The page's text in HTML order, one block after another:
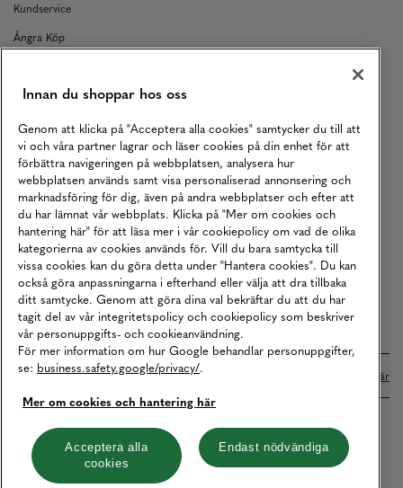
Kundservice
Ångra Köp
Returer
Köpvillkor
Karriär
Vårt Ansvar
Våra Tjänster
Press
Studentrabatt
B2B
Tillgänglighetsredogörelse
Betalningar online sköts i samarbete med Klarna. Läs mer här
Cookies Integritetspolicy
Hantera cookies
Innan du shoppar hos oss
Genom att klicka på "Acceptera alla cookies" samtycker du till att
vi och våra partner lagrar och läser cookies på din enhet för att
förbättra navigeringen på webbplatsen, analysera hur
webbplatsen används samt visa personaliserad annonsering och
marknadsföring för dig, även på andra webbplatser och efter att
du har lämnat vår webbplats. Klicka på "Mer om cookies och
hantering här" för att läsa mer i vår cookiepolicy om vad de olika
kategorierna av cookies används för. Vill du bara samtycka till
vissa cookies kan du göra detta under "Hantera cookies". Du kan
också göra anpassningarna i efterhand eller välja att dra tillbaka
ditt samtycke. Genom att göra dina val bekräftar du att du har
tagit del av vår integritetspolicy och cookiepolicy som beskriver
vår personuppgifts- och cookieanvändning.
För mer information om hur Google behandlar personuppgifter,
se: business.safety.google/privacy/.
Mer om cookies och hantering här
Acceptera alla
cookies
Endast nödvändiga